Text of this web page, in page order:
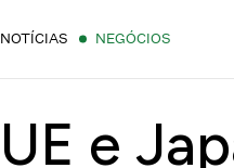
NOTÍCIAS NEGÓCIOS
UE e